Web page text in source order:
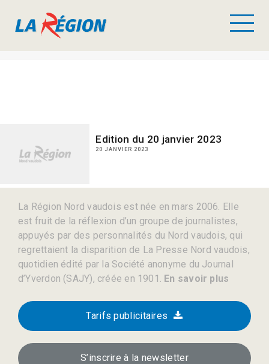
Edition du 20 janvier 2023
20 JANVIER 2023
La Région Nord vaudois est née en mars 2006. Elle
est fruit de la réflexion d’un groupe de journalistes,
appuyés par des personnalités du Nord vaudois, qui
regrettaient la disparition de La Presse Nord vaudois,
quotidien édité par la Société anonyme du Journal
d’Yverdon (SAJY), créée en 1901. En savoir plus
Tarifs publicitaires
S’inscrire à la newsletter